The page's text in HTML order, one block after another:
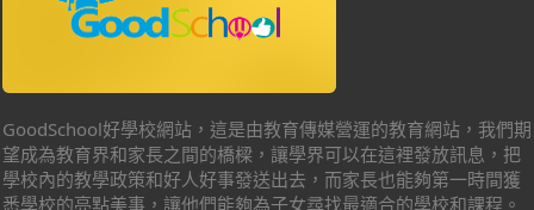
GoodSchool好學校網站，這是由教育傳媒營運的教育網站，我們期
望成為教育界和家長之間的橋樑，讓學界可以在這裡發放訊息，把
學校內的教學政策和好人好事發送出去，而家長也能夠第一時間獲
悉學校的亮點美事，讓他們能夠為子女尋找最適合的學校和課程。